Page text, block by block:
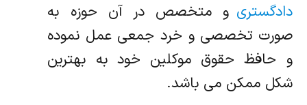
دادگستری و متخصص در آن حوزه به
صورت تخصصی و خرد جمعی عمل نموده
و حافظ حقوق موکلین خود به بهترین
شکل ممکن می باشد.